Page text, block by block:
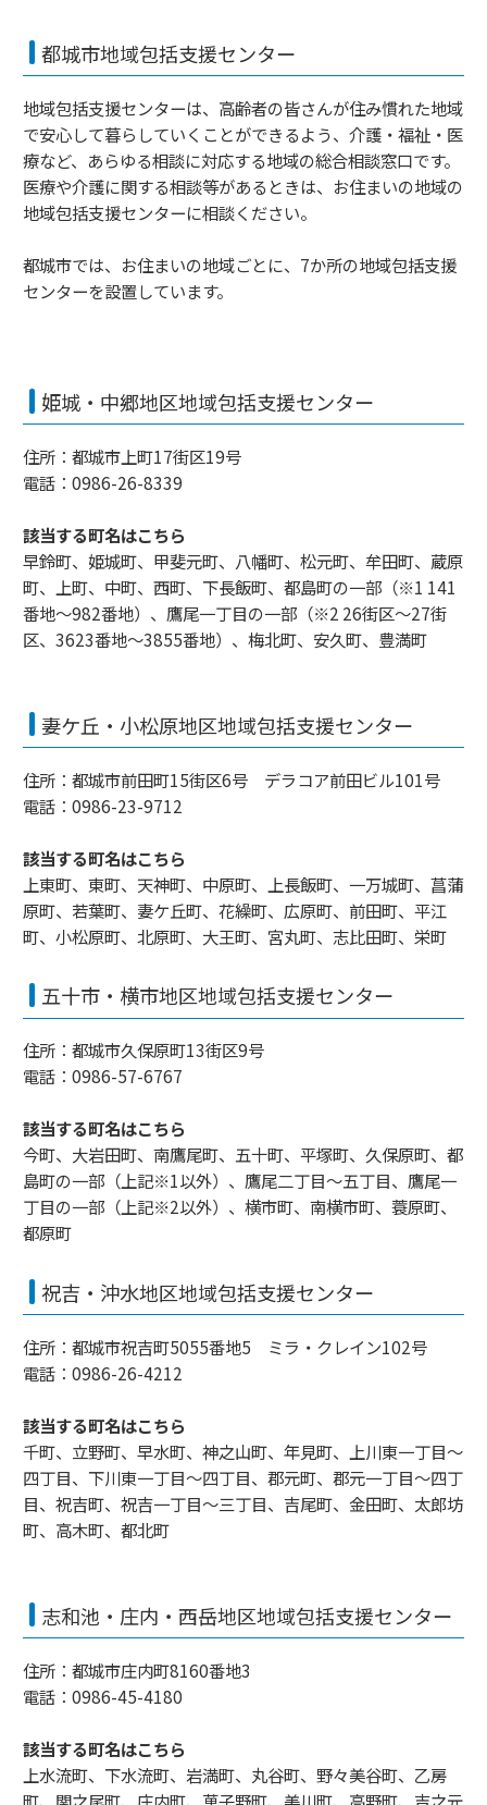
都城市地域包括支援センター
地域包括支援センターは、高齢者の皆さんが住み慣れた地域
で安心して暮らしていくことができるよう、介護・福祉・医
療など、あらゆる相談に対応する地域の総合相談窓口です。
医療や介護に関する相談等があるときは、お住まいの地域の
地域包括支援センターに相談ください。
都城市では、お住まいの地域ごとに、7か所の地域包括支援
センターを設置しています。
姫城・中郷地区地域包括支援センター
住所：都城市上町17街区19号
電話：0986-26-8339
該当する町名はこちら
早鈴町、姫城町、甲斐元町、八幡町、松元町、牟田町、蔵原
町、上町、中町、西町、下長飯町、都島町の一部（※1 141
番地～982番地）、鷹尾一丁目の一部（※2 26街区～27街
区、3623番地～3855番地）、梅北町、安久町、豊満町
妻ケ丘・小松原地区地域包括支援センター
住所：都城市前田町15街区6号 デラコア前田ビル101号
電話：0986-23-9712
該当する町名はこちら
上東町、東町、天神町、中原町、上長飯町、一万城町、菖蒲
原町、若葉町、妻ケ丘町、花繰町、広原町、前田町、平江
町、小松原町、北原町、大王町、宮丸町、志比田町、栄町
五十市・横市地区地域包括支援センター
住所：都城市久保原町13街区9号
電話：0986-57-6767
該当する町名はこちら
今町、大岩田町、南鷹尾町、五十町、平塚町、久保原町、都
島町の一部（上記※1以外）、鷹尾二丁目～五丁目、鷹尾一
丁目の一部（上記※2以外）、横市町、南横市町、蓑原町、
都原町
祝吉・沖水地区地域包括支援センター
住所：都城市祝吉町5055番地5 ミラ・クレイン102号
電話：0986-26-4212
該当する町名はこちら
千町、立野町、早水町、神之山町、年見町、上川東一丁目～
四丁目、下川東一丁目～四丁目、郡元町、郡元一丁目～四丁
目、祝吉町、祝吉一丁目～三丁目、吉尾町、金田町、太郎坊
町、高木町、都北町
志和池・庄内・西岳地区地域包括支援センター
住所：都城市庄内町8160番地3
電話：0986-45-4180
該当する町名はこちら
上水流町、下水流町、岩満町、丸谷町、野々美谷町、乙房
町、関之尾町、庄内町、菓子野町、美川町、高野町、吉之元